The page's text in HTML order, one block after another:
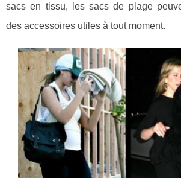
sacs en tissu, les sacs de plage
des accessoires utiles à tout moment.